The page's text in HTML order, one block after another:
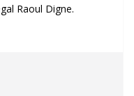
Raoul Digne.